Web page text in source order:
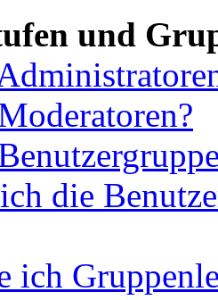
und
die
ich